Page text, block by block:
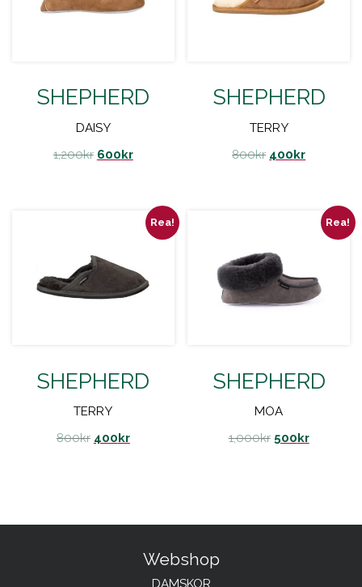
SHEPHERD
DAISY
1,200kr 600kr
SHEPHERD
TERRY
800kr 400kr
Rea!
SHEPHERD
TERRY
800kr 400 kr
Rea!
SHEPHERD
MOA
1,000kr 500 kr
Webshop
DAMSKOR